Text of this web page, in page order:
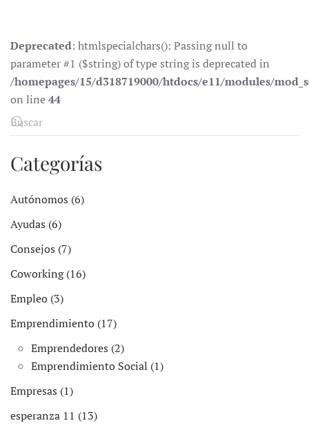
Deprecated: htmlspecialchars(): Passing null to
parameter #1 ($string) of type string is deprecated in
/homepages/15/d318719000/htdocs/e11/modules/
on line44
Categorías
Autónomos (6)
Ayudas (6)
Consejos (7)
Coworking (16)
Empleo (3)
Emprendimiento (17)
Emprendedores (2)
Emprendimiento Social (1)
Empresas (1)
esperanza 11 (13)